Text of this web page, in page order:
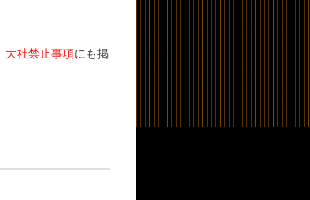
大社禁止事項にも掲